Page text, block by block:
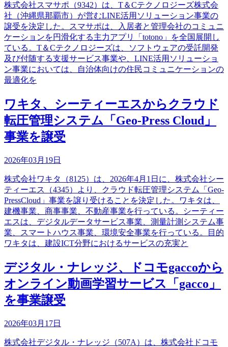
株式会社スマサポ（9342）は、T＆Cテクノロジーズ株式会
社（沖縄県那覇市）が営むLINE活用ソリューション事業の
譲受を決定した。スマサポは、入居者と管理会社のコミュニ
ケーションを円滑化する主力アプリ「totono」を全国展開し
ている。T＆Cテクノロジーズは、ソフトウェアの受託開発
及び付随する支援サービス事業や、LINE活用ソリューショ
ン事業においては、自治体向けの住民コミュニケーションの
最適化を
ワキタ、シーティーエスからクラウド
転圧管理システム「Geo-Press Cloud」
事業を譲受
2026年03月19日
株式会社ワキタ（8125）は、2026年4月1日に、株式会社シー
ティーエス（4345）より、クラウド転圧管理システム「Geo-
PressCloud」事業を譲り受けることを決定した。ワキタは、
建機事業、商事事業、不動産事業を行っている。シーティー
エスは、デジタルデータサービス事業、測量計測システム事
業、スマートハウス事業、環境安全事業を行っている。目的
ワキタは、建設ICT分野におけるサービスの充実と
デジタル・ナレッジ、ドコモgaccoから
オンライン動画学習サービス「gacco」
を事業譲受
2026年03月17日
株式会社デジタル・ナレッジ（507A）は、株式会社ドコモ